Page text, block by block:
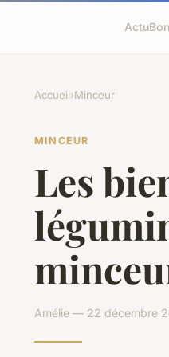
Actu
Accueil›Minceur
MINCEUR
Les
Amélie — 22 décembre